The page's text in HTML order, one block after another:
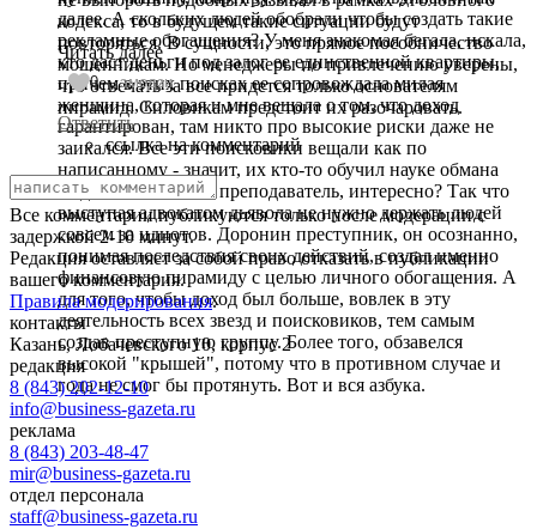
кодекса, то в будущем такие ситуации будут
повторяться. В сущности, это прямое пособничество
мошенникам. Но менеджеры по привлечению уверены,
что отвечать за все придется только основателям
пирамид. Силовикам предстоит их разочаровать.
далее. А скольких людей обобрали чтобы создать такие
рекламные обогащения? У меня знакомая бегала, искала,
кто даст деньги под залог ее единственной квартиры,
причем в этих поисках ее сопровождала милая
женщина, которая и мне вещала о том, что доход
гарантирован, там никто про высокие риски даже не
заикался. Все эти поисковики вещали как по
написанному - значит, их кто-то обучил науке обмана
людей. Кто же этот преподаватель, интересно? Так что
выступая адвокатом дьявола не нужно держать людей
совсем за идиотов. Доронин преступник, он осознанно,
понимая последствия своих действий, создал именно
финансовую пирамиду с целью личного обогащения. А
для того, чтобы доход был больше, вовлек в эту
деятельность всех звезд и поисковиков, тем самым
создав преступную группу. Более того, обзавелся
высокой "крышей", потому что в противном случае и
года не смог бы протянуть. Вот и вся азбука.
Читать далее
0 эмодзи
Ответить
ссылка на комментарий
Все комментарии публикуются только после модерации с
задержкой 2-10 минут.
Редакция оставляет за собой право отказать в публикации
вашего комментария.
Правила модерирования.
контакты
Казань, Лобачевского 10, корпус 2
редакция
8 (843) 202-12-10
info@business-gazeta.ru
реклама
8 (843) 203-48-47
mir@business-gazeta.ru
отдел персонала
staff@business-gazeta.ru